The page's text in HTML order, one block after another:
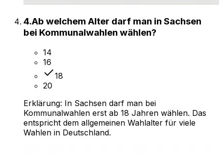
4.Ab welchem Alter darf man in Sachsen
bei Kommunalwahlen wählen?
14
16
18
20
Erklärung: In Sachsen darf man bei
Kommunalwahlen erst ab 18 Jahren wählen. Das
entspricht dem allgemeinen Wahlalter für viele
Wahlen in Deutschland.